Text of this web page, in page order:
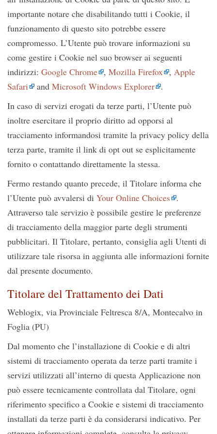
importante notare che disabilitando tutti i Cookie, il
funzionamento di questo sito potrebbe essere
compromesso. L’Utente può trovare informazioni su
come gestire i Cookie nel suo browser ai seguenti
indirizzi: Google Chrome , Mozilla Firefox , Apple
Safari
and Microsoft Windows Explorer .
In caso di servizi erogati da terze parti, l’Utente può
inoltre esercitare il proprio diritto ad opporsi al
tracciamento informandosi tramite la privacy policy della
terza parte, tramite il link di opt out se esplicitamente
fornito o contattando direttamente la stessa.
Fermo restando quanto precede, il Titolare informa che
l’Utente può avvalersi di Your Online Choices .
Attraverso tale servizio è possibile gestire le preferenze
di tracciamento della maggior parte degli strumenti
pubblicitari. Il Titolare, pertanto, consiglia agli Utenti di
utilizzare tale risorsa in aggiunta alle informazioni fornite
dal presente documento.
Titolare del Trattamento dei Dati
Weblogix, via Provinciale Feltresca 8/A, Montecalvo in
Foglia (PU)
Dal momento che l’installazione di Cookie e di altri
sistemi di tracciamento operata da terze parti tramite i
servizi utilizzati all’interno di questa Applicazione non
può essere tecnicamente controllata dal Titolare, ogni
riferimento specifico a Cookie e sistemi di tracciamento
installati da terze parti è da considerarsi indicativo. Per